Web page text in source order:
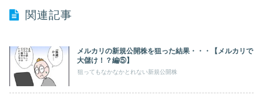
関連記事
メルカリの新規公開株を狙った結果・・・【メルカリで
大儲け！？編⑤】
狙ってもなかなかとれない新規公開株